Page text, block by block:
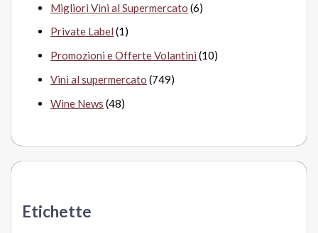
Migliori Vini al Supermercato (6)
Private Label (1)
Promozioni e Offerte Volantini (10)
Vini al supermercato (749)
Wine News (48)
Etichette